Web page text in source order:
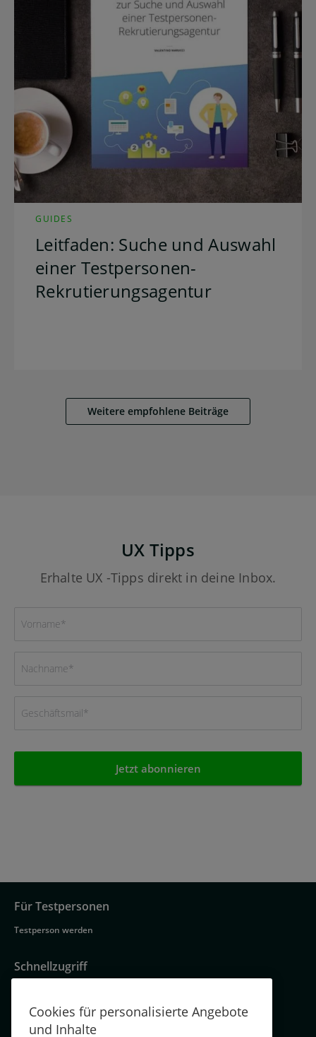
GUIDES
Leitfaden: Suche und Auswahl
einer Testpersonen-
Rekrutierungsagentur
Weitere empfohlene Beiträge
UX Tipps
Erhalte UX -Tipps direkt in deine Inbox.
Footer
Navigation
Für Testpersonen
Testperson werden
Schnellzugriff
Über TestingTime – Teil der Norstat Gruppe
Cookies für personalisierte Angebote
und Inhalte